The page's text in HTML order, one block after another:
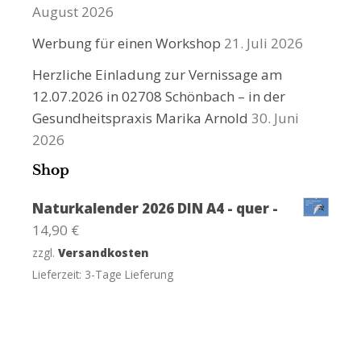
August 2026
Werbung für einen Workshop 21. Juli 2026
Herzliche Einladung zur Vernissage am
12.07.2026 in 02708 Schönbach – in der
Gesundheitspraxis Marika Arnold 30. Juni
2026
Shop
Naturkalender 2026 DIN A4 - quer -
14,90 €
zzgl. Versandkosten
Lieferzeit: 3-Tage Lieferung